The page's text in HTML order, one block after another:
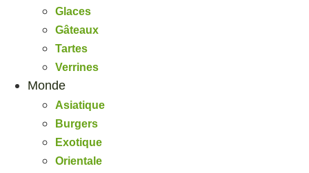
Glaces
Gâteaux
Tartes
Verrines
Monde
Asiatique
Burgers
Exotique
Orientale